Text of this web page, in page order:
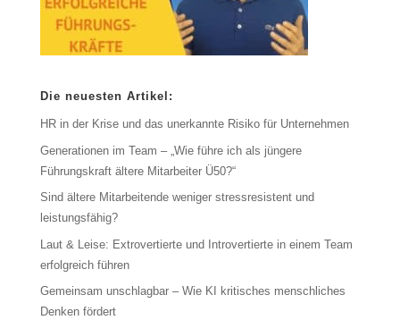
Die neuesten Artikel:
HR in der Krise und das unerkannte Risiko für Unternehmen
Generationen im Team – „Wie führe ich als jüngere
Führungskraft ältere Mitarbeiter Ü50?“
Sind ältere Mitarbeitende weniger stressresistent und
leistungsfähig?
Laut & Leise: Extrovertierte und Introvertierte in einem Team
erfolgreich führen
Gemeinsam unschlagbar – Wie KI kritisches menschliches
Denken fördert